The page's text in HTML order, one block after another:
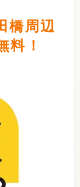
ル
ン
具
貨
生活用品
種多様な掘
橋周辺
料！